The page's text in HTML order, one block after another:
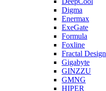
Digma
Enermax
ExeGate
Formula
Foxline
Fractal Design
Gigabyte
GINZZU
GMNG
HIPER